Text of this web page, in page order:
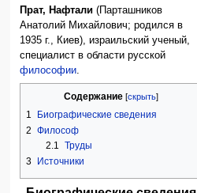
Прат, Нафтали (Парташников
Анатолий Михайлович; родился в
1935 г., Киев), израильский ученый,
специалист в области русской
философии
Содержание
1
Биографические сведения
2 Философ
2.1 Труды
3
Источники